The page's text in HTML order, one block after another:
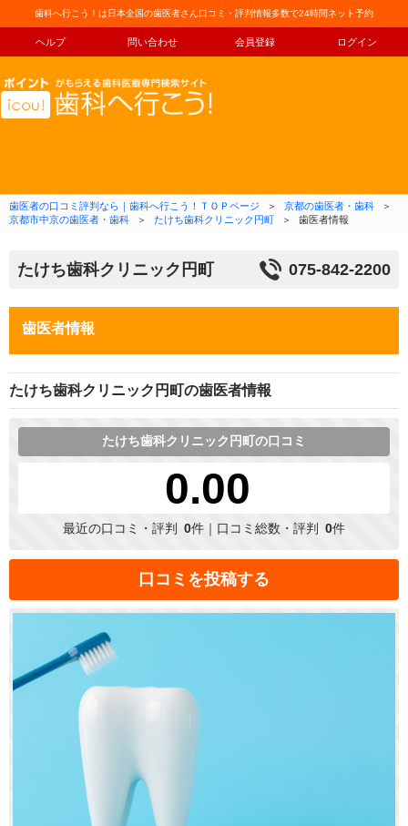
歯科へ行こう！は日本全国の歯医者さん口コミ・評判情報多数で24時間ネット予約
ヘルプ 問い合わせ 会員登録 ログイン
コンテンツへ移動
歯医者の口コミ評判なら｜歯科へ行こう！ＴＯＰページ ＞ 京都の歯医者・歯科
＞
京都市中京の歯医者・歯科
＞ たけち歯科クリニック円町 ＞ 歯医者情報
たけち歯科クリニック円町 075-842-2200
歯医者情報
たけち歯科クリニック円町の歯医者情報
たけち歯科クリニック円町の口コミ
0.00
最近の口コミ・評判 0件｜口コミ総数・評判 0件
口コミを投稿する